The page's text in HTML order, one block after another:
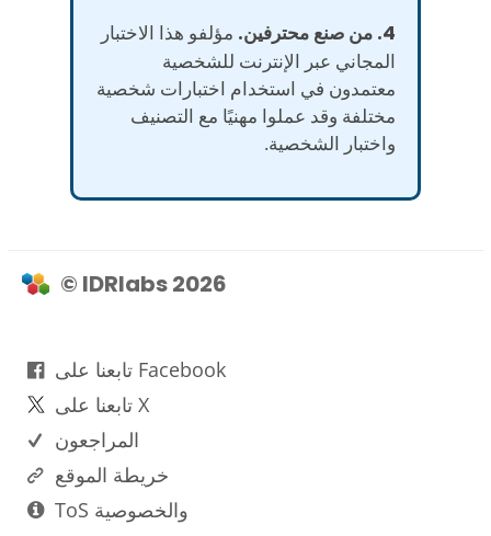
4. من صنع محترفين.
مؤلفو هذا الاختبار
المجاني عبر الإنترنت للشخصية
معتمدون في استخدام اختبارات شخصية
مختلفة وقد عملوا مهنيًا مع التصنيف
واختبار الشخصية.
© IDRlabs 2026
تابعنا على Facebook
تابعنا على X
المراجعون
خريطة الموقع
ToS والخصوصية